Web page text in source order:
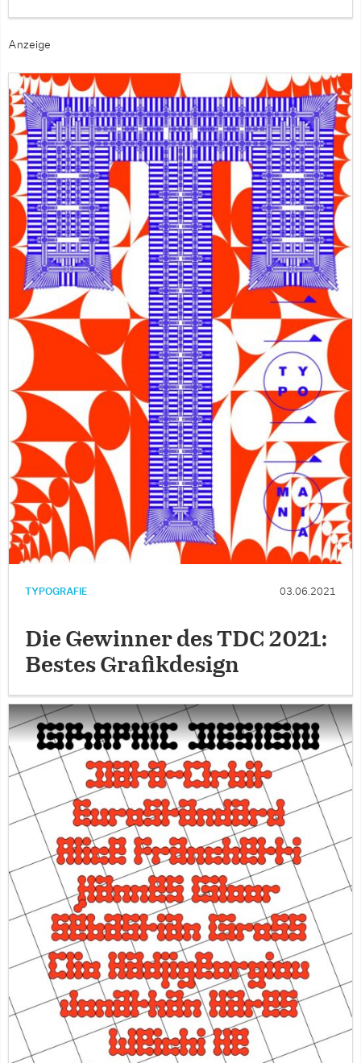
Anzeige
TYPOGRAFIE 03.06.2021
Die Gewinner des TDC 2021:
Bestes Grafikdesign